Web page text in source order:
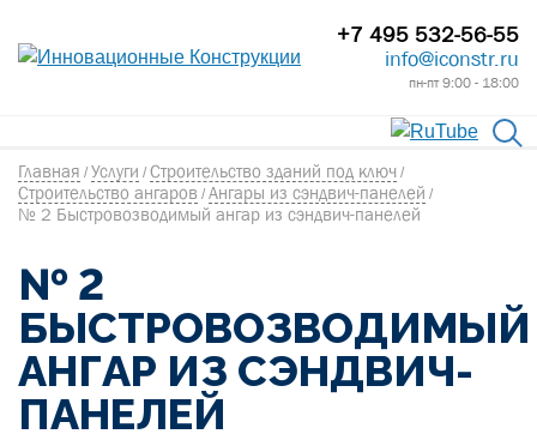
+7 495 532-56-55
info@iconstr.ru
пн-пт 9:00 - 18:00
Главная / Услуги / Строительство зданий под ключ /
Строительство ангаров / Ангары из сэндвич-панелей /
№ 2 Быстровозводимый ангар из сэндвич-панелей
№ 2
БЫСТРОВОЗВОДИМЫЙ
АНГАР ИЗ СЭНДВИЧ-
ПАНЕЛЕЙ